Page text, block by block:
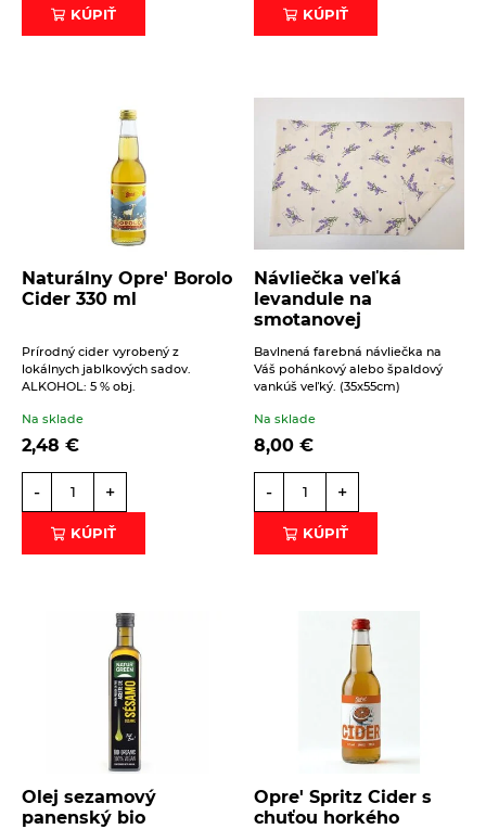
KÚPIŤ KÚPIŤ
Naturálny Opre' Borolo
Cider 330 ml
Prírodný cider vyrobený z
lokálnych jablkových sadov.
ALKOHOL: 5 % obj.
Na sklade
2,48 €
- +
KÚPIŤ
Návliečka veľká
levandule na
smotanovej
Bavlnená farebná návliečka na
Váš pohánkový alebo špaldový
vankúš veľký. (35x55cm)
Na sklade
8,00 €
- +
KÚPIŤ
Olej sezamový
panenský bio
Opre' Spritz Cider s
chuťou horkého